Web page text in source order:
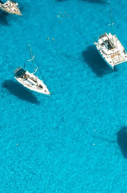
חכירת כלי שיט
מדוע לבחור
בסיס החכירה
ניהול יכטות
צרו קשר עם IonionSails
מה עושה